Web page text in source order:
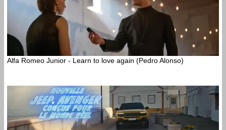
Alfa Romeo Junior - Learn to love again (Pedro Alonso)